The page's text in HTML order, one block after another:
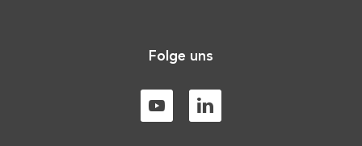
Folge uns